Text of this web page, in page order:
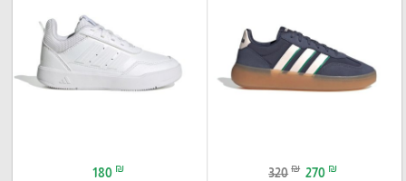
320 ₪ 270 ₪
180 ₪